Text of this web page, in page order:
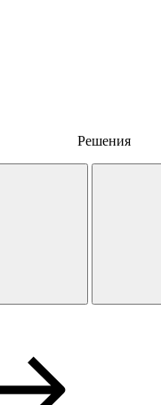
Решения